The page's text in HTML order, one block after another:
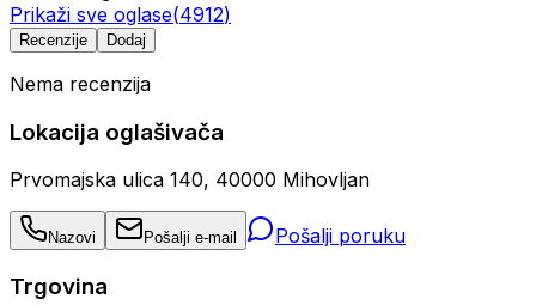
Prikaži sve oglase(4912)
Recenzije Dodaj
Nema recenzija
Lokacija oglašivača
Prvomajska ulica 140, 40000 Mihovljan
Nazovi Pošalji e-mail Pošalji poruku
Trgovina